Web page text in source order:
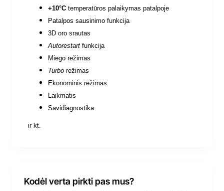
+10°C temperatūros palaikymas patalpoje
Patalpos sausinimo funkcija
3D oro srautas
Autorestart funkcija
Miego režimas
Turbo režimas
Ekonominis režimas
Laikmatis
Savidiagnostika
ir kt.
Kodėl verta pirkti pas mus?